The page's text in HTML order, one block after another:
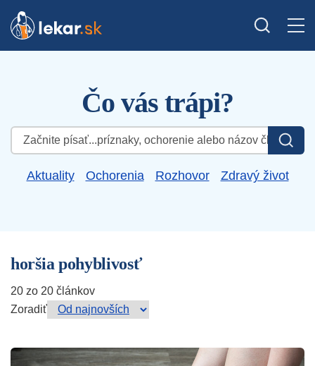
Čo vás trápi?
Hľadať:
Aktuality Ochorenia Rozhovor Zdravý život
horšia pohyblivosť
20 zo 20 článkov
Zoradiť